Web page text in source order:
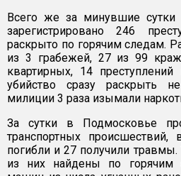
Всего же за минувшие сутки
зарегистрировано 246
раскрыто по горячим следам.
из 3 грабежей, 27 из 99
квартирных, 14
убийство сразу раскрыть
милиции 3 раза изымали
За сутки в Подмосковье
транспортных
погибли и 27 получили
из них найдены по горячим